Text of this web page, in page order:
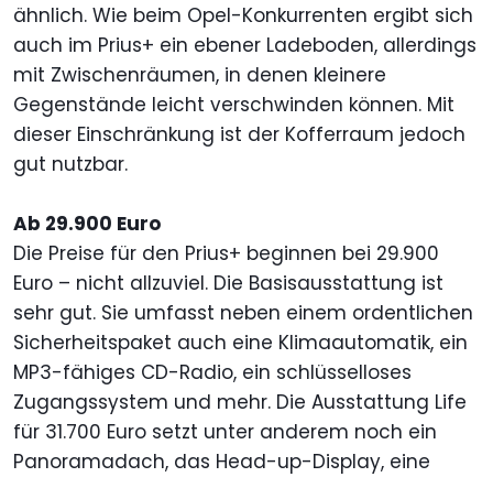
ähnlich. Wie beim Opel-Konkurrenten ergibt sich
auch im Prius+ ein ebener Ladeboden, allerdings
mit Zwischenräumen, in denen kleinere
Gegenstände leicht verschwinden können. Mit
dieser Einschränkung ist der Kofferraum jedoch
gut nutzbar.
Ab 29.900 Euro
Die Preise für den Prius+ beginnen bei 29.900
Euro – nicht allzuviel. Die Basisausstattung ist
sehr gut. Sie umfasst neben einem ordentlichen
Sicherheitspaket auch eine Klimaautomatik, ein
MP3-fähiges CD-Radio, ein schlüsselloses
Zugangssystem und mehr. Die Ausstattung Life
für 31.700 Euro setzt unter anderem noch ein
Panora­madach, das Head-up-Display, eine